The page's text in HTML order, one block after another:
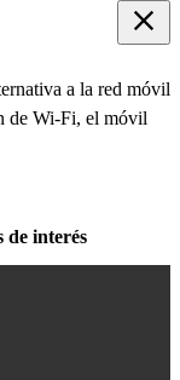
a la red móvil
de Wi-Fi, el móvil
de interés